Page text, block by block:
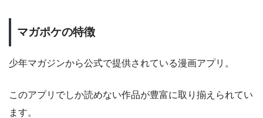
マガポケの特徴
少年マガジンから公式で提供されている漫画アプリ。
このアプリでしか読めない作品が豊富に取り揃えられてい
ます。